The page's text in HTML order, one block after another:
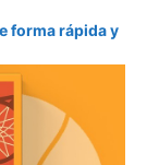
forma rápida y